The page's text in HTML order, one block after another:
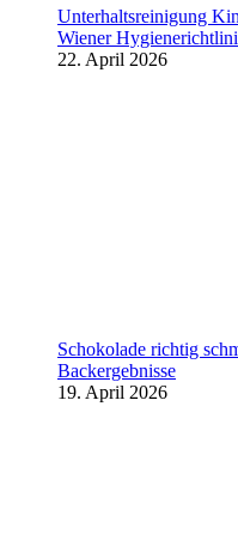
Unterhaltsreinigung
Wiener
22. April 2026
Schokolade richtig
Backergebnisse
19. April 2026